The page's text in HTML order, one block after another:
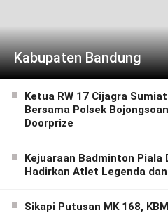
Kabupaten Bandung
Ketua RW 17 Cijagra
Bersama Polsek
Doorprize
Kejuaraan Badminton Piala
Hadirkan Atlet Legenda
Sikapi Putusan MK 168,